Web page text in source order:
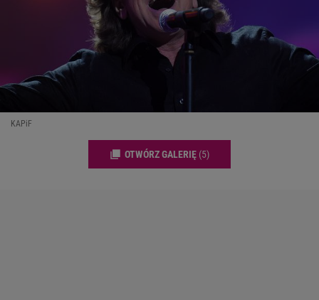
KAPiF
OTWÓRZ GALERIĘ (5)